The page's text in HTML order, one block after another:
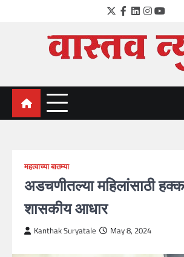
Twitter
Facebook
LinkedIn
Instagram
VastavNEWSLive.com
a leading NEWS portal of Maharahstra
महत्वाच्या बातम्या
अडचणीतल्या महिलांसाठी
शासकीय आधार
Kanthak Suryatale May 8, 2024